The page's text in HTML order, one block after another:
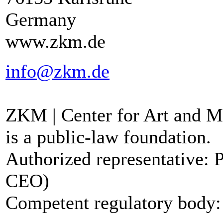
Germany
www.zkm.de
info@zkm.de
ZKM | Center for Art and
is a public-law foundation.
Authorized representative:
CEO)
Competent regulatory